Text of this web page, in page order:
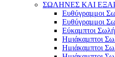
ΣΩΛΗΝΕΣ ΚΑΙ
Ευθύγραμμοι
Ευθύγραμμοι
Εύκαμπτοι
Ημιάκαμπτοι
Ημιάκαμπτοι